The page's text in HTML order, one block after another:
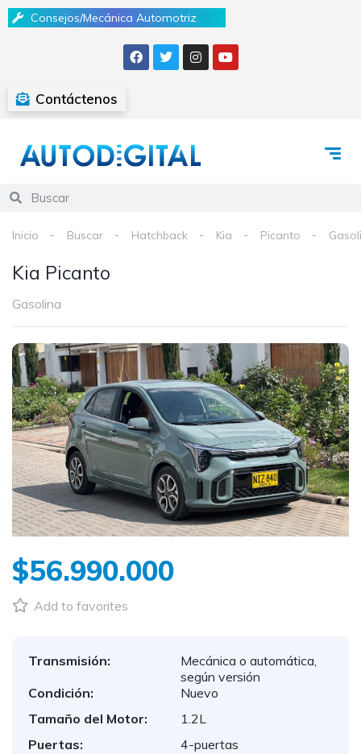
Consejos/Mecánica Automotriz
Contáctenos
Inicio Buscar Hatchback Kia Picanto
Kia Picanto
Gasolina
$56.990.000
Add to favorites
Transmisión:
Mecánica o automática,
según versión
Condición:
Nuevo
Tamaño del Motor:
1.2L
Puertas:
4-puertas